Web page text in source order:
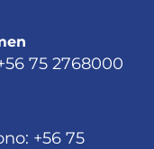
75 2768000
+56 75